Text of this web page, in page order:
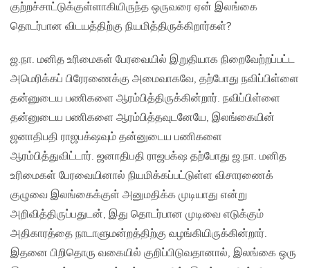
குற்றச்சாட்டுக்குள்ளாகியிருந்த ஒருவரை ஏன் இலங்கை
தொடர்பான விடயத்திற்கு நியமித்திருக்கிறார்கள்?
ஜ.நா. மனித உரிமைகள் பேரவையில் இறுதியாக நிறைவேற்றப்பட்ட
அமெரிக்கப் பிரேரணைக்கு அமைவாகவே, தற்போது நவிப்பிள்ளை
தன்னுடைய பணிகளை ஆரம்பித்திருக்கின்றார். நவிப்பிள்ளை
தன்னுடைய பணிகளை ஆரம்பித்தவுடனேயே, இலங்கையின்
ஜனாதிபதி ராஜபக்‌ஷவும் தன்னுடைய பணிகளை
ஆரம்பித்துவிட்டார். ஜனாதிபதி ராஜபக்‌ஷ தற்போது ஜ.நா. மனித
உரிமைகள் பேரவையினால் நியமிக்கப்பட்டுள்ள விசாரணைக்
குழுவை இலங்கைக்குள் அனுமதிக்க முடியாது என்று
அறிவித்திருப்பதுடன், இது தொடர்பான முடிவை எடுக்கும்
அதிகாரத்தை நாடாளுமன்றத்திற்கு வழங்கியிருக்கின்றார்.
இதனை பிறிதொரு வகையில் குறிப்பிடுவதானால், இலங்கை ஒரு